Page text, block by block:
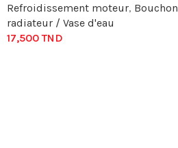
Refroidissement moteur, Bouchon
radiateur / Vase d'eau
17,500TND